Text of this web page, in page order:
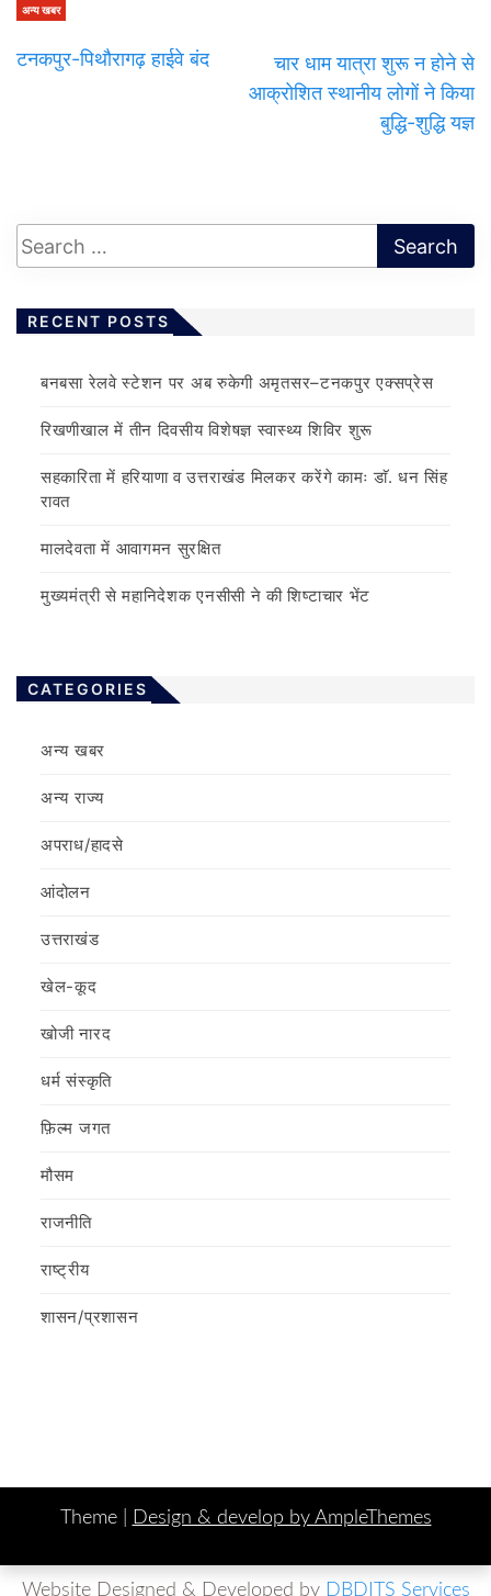
अन्य खबर
टनकपुर-पिथौरागढ़ हाईवे बंद
चार धाम यात्रा शुरू न होने से
आक्रोशित स्थानीय लोगों ने किया
बुद्धि-शुद्धि यज्ञ
RECENT POSTS
बनबसा रेलवे स्टेशन पर अब रुकेगी अमृतसर–टनकपुर एक्सप्रेस
रिखणीखाल में तीन दिवसीय विशेषज्ञ स्वास्थ्य शिविर शुरू
सहकारिता में हरियाणा व उत्तराखंड मिलकर करेंगे कामः डाॅ. धन सिंह
रावत
मालदेवता में आवागमन सुरक्षित
मुख्यमंत्री से महानिदेशक एनसीसी ने की शिष्टाचार भेंट
CATEGORIES
अन्य खबर
अन्य राज्य
अपराध/हादसे
आंदोलन
उत्तराखंड
खेल-कूद
खोजी नारद
धर्म संस्कृति
फ़िल्‍म जगत
मौसम
राजनीति
राष्ट्रीय
शासन/प्रशासन
Theme | Design & develop by AmpleThemes
Website Designed & Developed by DBDITS Services